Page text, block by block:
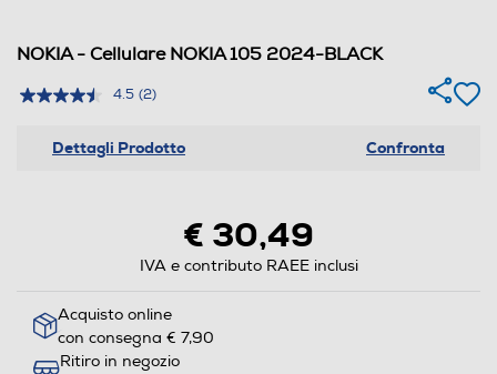
NOKIA - Cellulare NOKIA 105 2024-BLACK
4.5 (2)
Dettagli Prodotto Confronta
€ 30,49
IVA e contributo RAEE inclusi
Acquisto online
con consegna € 7,90
Ritiro in negozio